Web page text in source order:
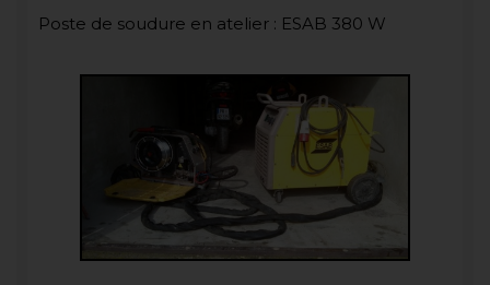
Poste de soudure en atelier : ESAB 380 W